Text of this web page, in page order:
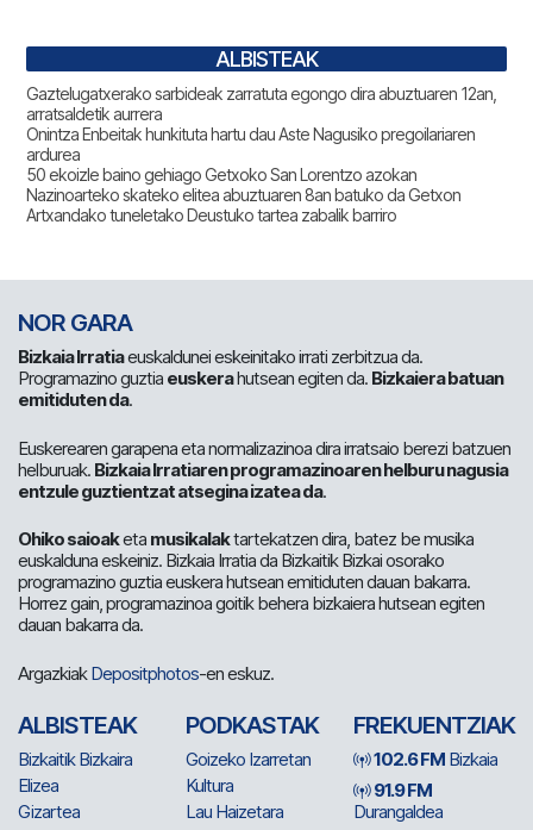
ALBISTEAK
Gaztelugatxerako sarbideak zarratuta egongo dira abuztuaren 12an,
arratsaldetik aurrera
Onintza Enbeitak hunkituta hartu dau Aste Nagusiko pregoilariaren
ardurea
50 ekoizle baino gehiago Getxoko San Lorentzo azokan
Nazinoarteko skateko elitea abuztuaren 8an batuko da Getxon
Artxandako tuneletako Deustuko tartea zabalik barriro
NOR GARA
Bizkaia Irratiaeuskaldunei eskeinitako irrati zerbitzua da.
Programazino guztia euskerahutsean egiten da. Bizkaiera batuan
emitiduten da.
Euskerearen garapena eta normalizazinoa dira irratsaio berezi batzuen
helburuak. Bizkaia Irratiaren programazinoaren helburu nagusia
entzule guztientzat atsegina izatea da.
Ohiko saioaketa musikalaktartekatzen dira, batez be musika
euskalduna eskeiniz. Bizkaia Irratia da Bizkaitik Bizkai osorako
programazino guztia euskera hutsean emitiduten dauan bakarra.
Horrez gain, programazinoa goitik behera bizkaiera hutsean egiten
dauan bakarra da.
ArgazkiakDepositphotos-en eskuz.
ALBISTEAK
Bizkaitik Bizkaira
Elizea
Gizartea
PODKASTAK
Goizeko Izarretan
Kultura
Lau Haizetara
FREKUENTZIAK
102.6 FM Bizkaia
91.9 FM
Durangaldea